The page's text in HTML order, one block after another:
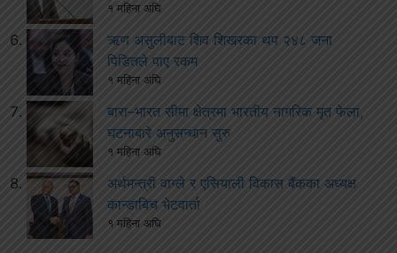
१ महिना अघि
ऋण असुलीबाट शिव शिखरका थप २४८ जना
पिडितले पाए रकम
१ महिना अघि
बारा–भारत सीमा क्षेत्रमा भारतीय नागरिक मृत फेला,
घटनाबारे अनुसन्धान सुरु
१ महिना अघि
अर्थमन्त्री वाग्ले र एसियाली विकास बैंकका अध्यक्ष
कान्डाबिच भेटवार्ता
१ महिना अघि